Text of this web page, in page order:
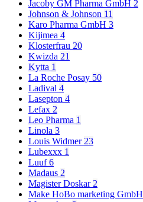
Jacoby GM Pharma GmbH 2
Johnson & Johnson 11
Karo Pharma GmbH 3
Kijimea 4
Klosterfrau 20
Kwizda 21
Kytta 1
La Roche Posay 50
Ladival 4
Lasepton 4
Lefax 2
Leo Pharma 1
Linola 3
Louis Widmer 23
Lubexxx 1
Luuf6
Madaus 2
Magister Doskar 2
Make HoBo marketing GmbH